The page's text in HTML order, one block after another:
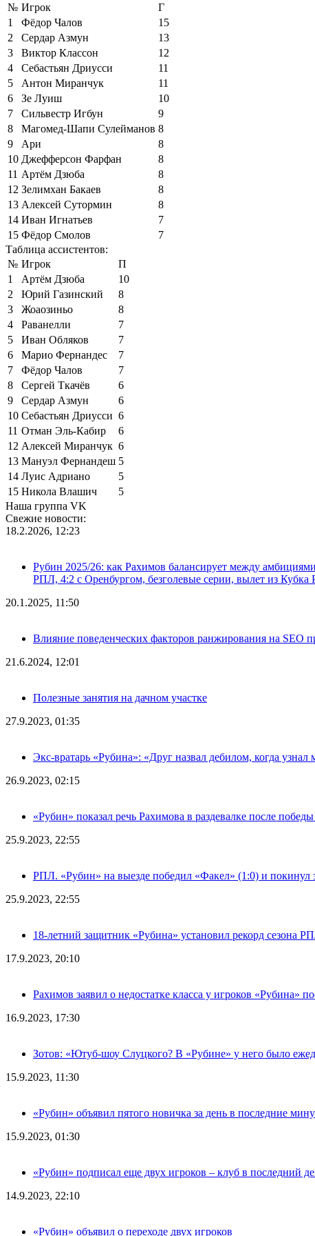
№ Игрок
Г
1
Фёдор Чалов
15
2
Сердар Азмун
13
3
Виктор Классон
12
4
Себастьян Дриусси
11
5
Антон Миранчук
11
6
Зе Луиш
10
7
Сильвестр Игбун
9
8
Магомед-Шапи Сулейманов 8
9
Ари
8
10 Джефферсон Фарфан
8
11 Артём Дзюба
8
12 Зелимхан Бакаев
8
13 Алексей Сутормин
8
14 Иван Игнатьев
7
15 Фёдор Смолов
7
Таблица ассистентов:
№ Игрок
П
1
Артём Дзюба
10
2
Юрий Газинский
8
3
Жоаозиньо
8
4
Раванелли
7
5
Иван Обляков
7
6
Марио Фернандес
7
7
Фёдор Чалов
7
8
Сергей Ткачёв
6
9
Сердар Азмун
6
10 Себастьян Дриусси 6
11 Отман Эль-Кабир
6
12 Алексей Миранчук 6
13 Мануэл Фернандеш 5
14 Луис Адриано
5
15 Никола Влашич
5
Наша группа VK
Свежие новости:
18.2.2026, 12:23
Рубин 2025/26: как Рахимов балансирует между
РПЛ, 4:2 с Оренбургом, безголевые серии, вылет из Кубка
20.1.2025, 11:50
Влияние поведенческих факторов ранжирования на SEO
21.6.2024, 12:01
Полезные занятия на дачном участке
27.9.2023, 01:35
Экс-вратарь «Рубина»: «Друг назвал дебилом, когда
26.9.2023, 02:15
«Рубин» показал речь Рахимова в раздевалке после
25.9.2023, 22:55
РПЛ. «Рубин» на выезде победил «Факел» (1:0) и покинул
25.9.2023, 22:55
18-летний защитник «Рубина» установил рекорд сезона
17.9.2023, 20:10
Рахимов заявил о недостатке класса у игроков «Рубина»
16.9.2023, 17:30
Зотов: «Ютуб-шоу Слуцкого? В «Рубине» у него было
15.9.2023, 11:30
«Рубин» объявил пятого новичка за день в последние
15.9.2023, 01:30
«Рубин» подписал еще двух игроков – клуб в последний
14.9.2023, 22:10
«Рубин» объявил о переходе двух игроков